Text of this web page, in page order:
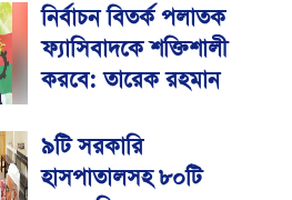
নির্বাচন বিতর্ক পলাতক
ফ্যাসিবাদকে শক্তিশালী
করবে: তারেক রহমান
৯টি সরকারি
হাসপাতালসহ ৮০টি